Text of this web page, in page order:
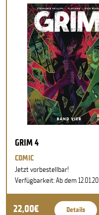
GRIM 4
COMIC
Jetzt vorbestellbar!
Verfügbarkeit: Ab dem
22,00€ Details